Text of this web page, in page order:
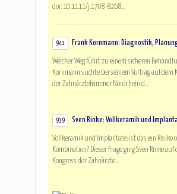
doi: 10.1111/j.1708-8208...
941 Frank Kornmann: Diagnostik,
Welcher Weg führt zu einem sicheren
Kornmann suchte bei seinem Vortrag auf
der Zahnärztekammer Nordrhein d...
939 Sven Rinke: Vollkeramik und
Vollkeramik und Implantate: ist das ein Risiko
Kombination? Dieser Frage ging Sven Rinke
Kongress der Zahnärzte...